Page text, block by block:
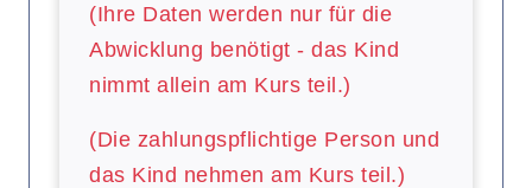
(Ihre Daten werden nur für die
Abwicklung benötigt - das Kind
nimmt allein am Kurs teil.)
(Die zahlungspflichtige Person und
das Kind nehmen am Kurs teil.)